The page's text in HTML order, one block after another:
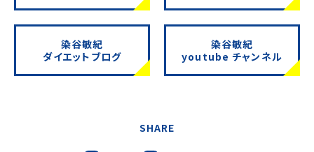
染谷敏紀
ダイエットブログ
染谷敏紀
youtube チャンネル
SHARE